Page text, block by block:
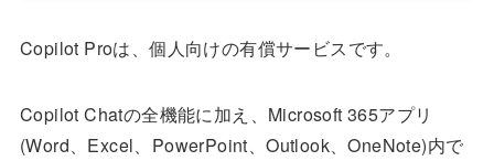
Copilot Proは、個人向けの有償サービスです。
Copilot Chatの全機能に加え、Microsoft 365アプリ
(Word、Excel、PowerPoint、Outlook、OneNote)内で